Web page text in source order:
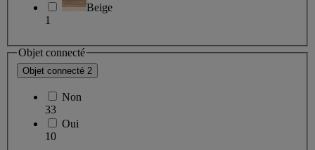
Beige
1
Objet connecté
Objet connecté 2
Non
33
Oui
10